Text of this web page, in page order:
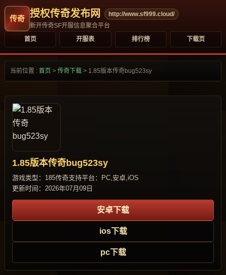
授权传奇发布网
http://www.sf999.cloud/
新开传奇SF开服信息聚合平台
首页
开服表 排行榜 下载页
当前位置 : 首页 > 传奇下载 > 1.85版本传奇bug523sy
1.85版本传奇bug523sy
游戏类型：185传奇支持平台：PC,安卓,iOS
更新时间：2026年07月09日
安卓下载
ios下载
pc下载